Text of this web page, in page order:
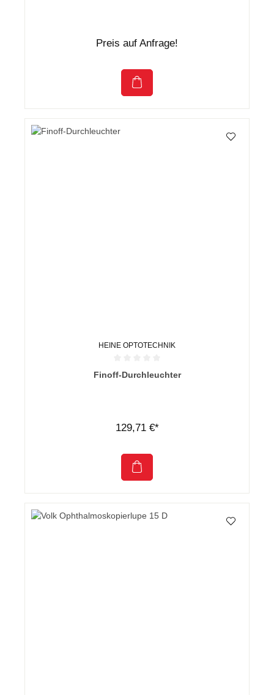
Preis auf Anfrage!
HEINE OPTOTECHNIK
Durchschnittliche Bewertung von 0 von 5 Sternen
Finoff-Durchleuchter
129,71 €*